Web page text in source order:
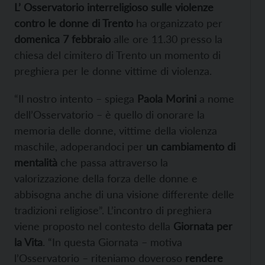
L’ Osservatorio interreligioso sulle violenze
contro le donne di Trento ha organizzato per
domenica 7 febbraio alle ore 11.30 presso la
chiesa del cimitero di Trento un momento di
preghiera per le donne vittime di violenza.
“Il nostro intento – spiega Paola Morini a nome
dell’Osservatorio – è quello di onorare la
memoria delle donne, vittime della violenza
maschile, adoperandoci per un cambiamento di
mentalità che passa attraverso la
valorizzazione della forza delle donne e
abbisogna anche di una visione differente delle
tradizioni religiose”. L’incontro di preghiera
viene proposto nel contesto della Giornata per
la Vita. “In questa Giornata – motiva
l’Osservatorio – riteniamo doveroso rendere